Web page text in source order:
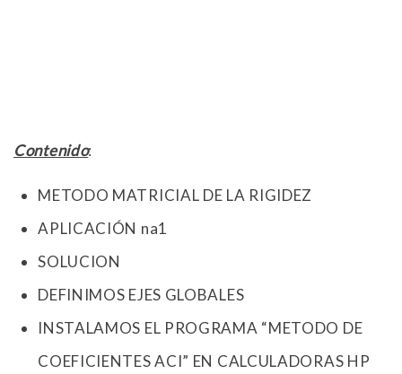
Contenido:
METODO MATRICIAL DE LA RIGIDEZ
APLICACIÓN na1
SOLUCION
DEFINIMOS EJES GLOBALES
INSTALAMOS EL PROGRAMA “METODO DE
COEFICIENTES ACI” EN CALCULADORAS HP